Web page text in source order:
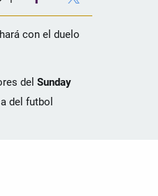
con el duelo
del Sunday
del futbol